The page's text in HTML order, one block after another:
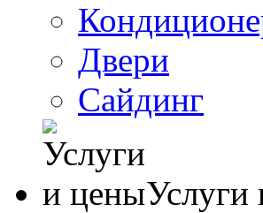
Двери
Сайдинг